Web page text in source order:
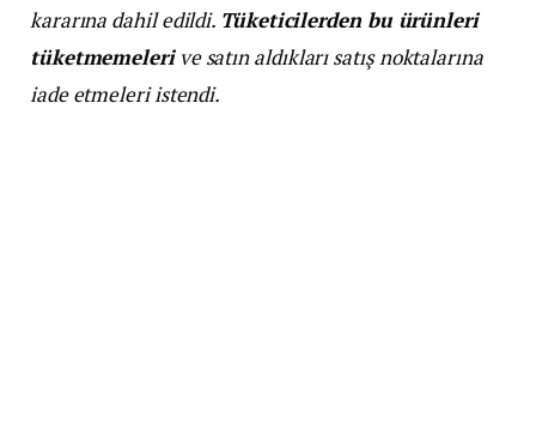
kararına dahil edildi. Tüketicilerden bu ürünleri
tüketmemelerive satın aldıkları satış noktalarına
iade etmeleri istendi.